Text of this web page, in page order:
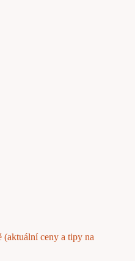
(aktuální ceny a tipy na